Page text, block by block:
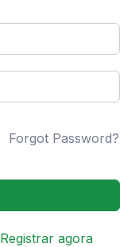
Forgot Password?
Registrar agora